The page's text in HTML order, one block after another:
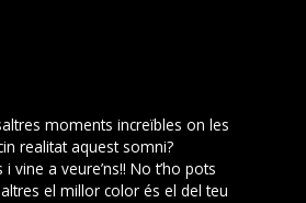
moments increïbles on les
realitat aquest somni?
vine a veure’ns!! No t’ho pots
el millor color és el del teu